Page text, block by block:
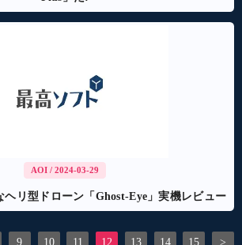
AOI / 2024-03-29
ヘリ型ドローン「Ghost-Eye」実機レビュー
9 10 11 12 13 14 15 >